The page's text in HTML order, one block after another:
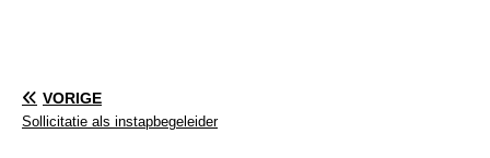
VORIGE
Sollicitatie als instapbegeleider